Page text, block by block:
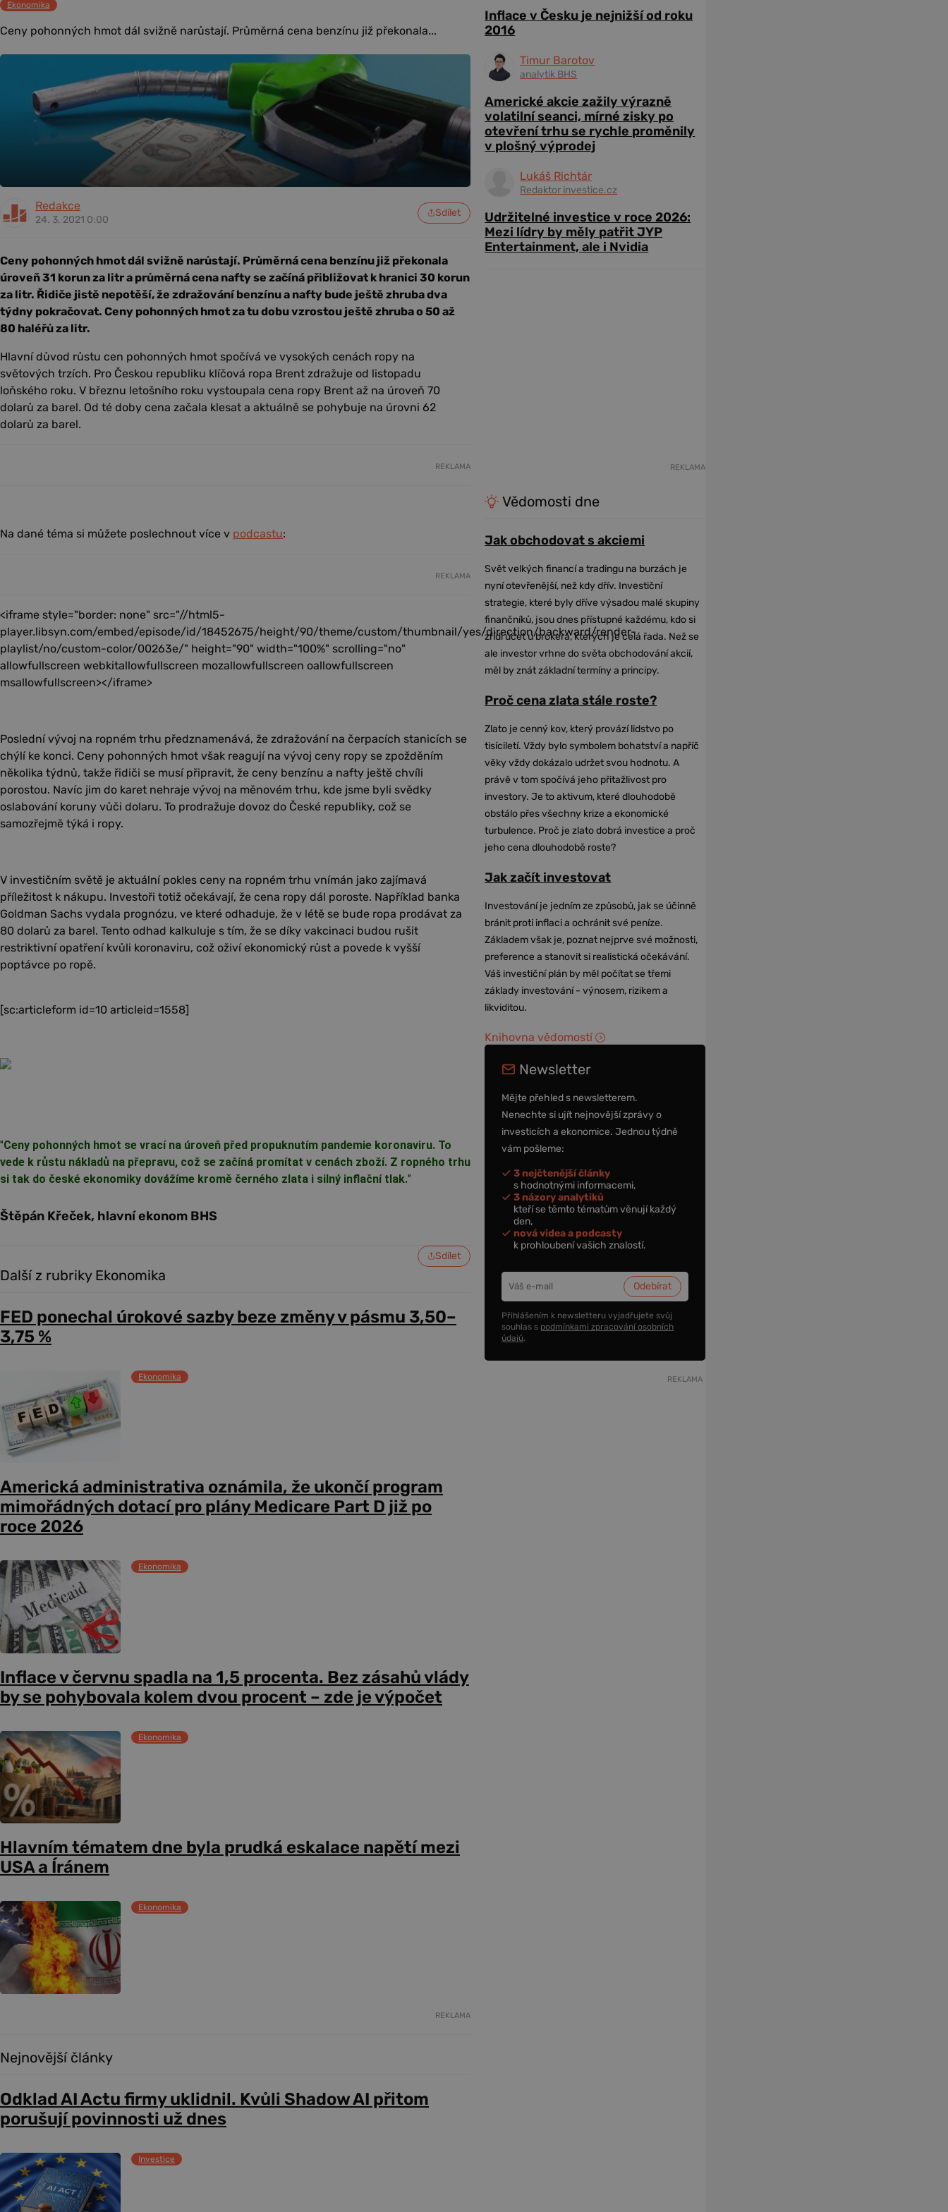
Ekonomika
Ceny pohonných hmot dál svižně narůstají. Průměrná cena benzínu již překonala...
Redakce
24. 3. 2021 0:00
Sdílet
Ceny pohonných hmot dál svižně narůstají. Průměrná cena benzínu již překonala
úroveň 31 korun za litr a průměrná cena nafty se začíná přibližovat k hranici 30 korun
za litr. Řidiče jistě nepotěší, že zdražování benzínu a nafty bude ještě zhruba dva
týdny pokračovat. Ceny pohonných hmot za tu dobu vzrostou ještě zhruba o 50 až
80 haléřů za litr.
Hlavní důvod růstu cen pohonných hmot spočívá ve vysokých cenách ropy na
světových trzích. Pro Českou republiku klíčová ropa Brent zdražuje od listopadu
loňského roku. V březnu letošního roku vystoupala cena ropy Brent až na úroveň 70
dolarů za barel. Od té doby cena začala klesat a aktuálně se pohybuje na úrovni 62
dolarů za barel.
REKLAMA
Na dané téma si můžete poslechnout více v podcastu:
REKLAMA
<iframe style="border: none" src="//html5-
player.libsyn.com/embed/episode/id/18452675/height/90/theme/custom/thumbnail/yes/direction/backward/render-
playlist/no/custom-color/00263e/" height="90" width="100%" scrolling="no"
allowfullscreen webkitallowfullscreen mozallowfullscreen oallowfullscreen
msallowfullscreen></iframe>
Poslední vývoj na ropném trhu předznamenává, že zdražování na čerpacích stanicích se
chýlí ke konci. Ceny pohonných hmot však reagují na vývoj ceny ropy se zpožděním
několika týdnů, takže řidiči se musí připravit, že ceny benzínu a nafty ještě chvíli
porostou. Navíc jim do karet nehraje vývoj na měnovém trhu, kde jsme byli svědky
oslabování koruny vůči dolaru. To prodražuje dovoz do České republiky, což se
samozřejmě týká i ropy.
V investičním světě je aktuální pokles ceny na ropném trhu vnímán jako zajímavá
příležitost k nákupu. Investoři totiž očekávají, že cena ropy dál poroste. Například banka
Goldman Sachs vydala prognózu, ve které odhaduje, že v létě se bude ropa prodávat za
80 dolarů za barel. Tento odhad kalkuluje s tím, že se díky vakcinaci budou rušit
restriktivní opatření kvůli koronaviru, což oživí ekonomický růst a povede k vyšší
poptávce po ropě.
[sc:articleform id=10 articleid=1558]
"Ceny pohonných hmot se vrací na úroveň před propuknutím pandemie koronaviru. To
vede k růstu nákladů na přepravu, což se začíná promítat v cenách zboží. Z ropného trhu
si tak do české ekonomiky dovážíme kromě černého zlata i silný inflační tlak."
Štěpán Křeček, hlavní ekonom BHS
Sdílet
Další z rubriky Ekonomika
FED ponechal úrokové sazby beze změny v pásmu 3,50–
3,75 %
Ekonomika
Americká administrativa oznámila, že ukončí program
mimořádných dotací pro plány Medicare Part D již po
roce 2026
Ekonomika
Inflace v červnu spadla na 1,5 procenta. Bez zásahů vlády
by se pohybovala kolem dvou procent – zde je výpočet
Ekonomika
Hlavním tématem dne byla prudká eskalace napětí mezi
USA a Íránem
Ekonomika
REKLAMA
Nejnovější články
Odklad AI Actu firmy uklidnil. Kvůli Shadow AI přitom
porušují povinnosti už dnes
Investice
Inflace v Česku je nejnižší od roku
2016
Timur Barotov
analytik BHS
Americké akcie zažily výrazně
volatilní seanci, mírné zisky po
otevření trhu se rychle proměnily
v plošný výprodej
Lukáš Richtár
Redaktor investice.cz
Udržitelné investice v roce 2026:
Mezi lídry by měly patřit JYP
Entertainment, ale i Nvidia
REKLAMA
Vědomosti dne
Jak obchodovat s akciemi
Svět velkých financí a tradingu na burzách je
nyní otevřenější, než kdy dřív. Investiční
strategie, které byly dříve výsadou malé skupiny
finančníků, jsou dnes přístupné každému, kdo si
zřídí účet u brokera, kterých je celá řada. Než se
ale investor vrhne do světa obchodování akcií,
měl by znát základní termíny a principy.
Proč cena zlata stále roste?
Zlato je cenný kov, který provází lidstvo po
tisíciletí. Vždy bylo symbolem bohatství a napříč
věky vždy dokázalo udržet svou hodnotu. A
právě v tom spočívá jeho přitažlivost pro
investory. Je to aktivum, které dlouhodobě
obstálo přes všechny krize a ekonomické
turbulence. Proč je zlato dobrá investice a proč
jeho cena dlouhodobě roste?
Jak začít investovat
Investování je jedním ze způsobů, jak se účinně
bránit proti inflaci a ochránit své peníze.
Základem však je, poznat nejprve své možnosti,
preference a stanovit si realistická očekávání.
Váš investiční plán by měl počítat se třemi
základy investování - výnosem, rizikem a
likviditou.
Knihovna vědomostí
Newsletter
Mějte přehled s newsletterem.
Nenechte si ujít nejnovější zprávy o
investicích a ekonomice. Jednou týdně
vám pošleme:
3 nejčtenější články
s hodnotnými informacemi,
3 názory analytiků
kteří se těmto tématům věnují každý
den,
nová videa a podcasty
k prohloubení vašich znalostí.
Přihlášením k newsletteru vyjadřujete svůj
souhlas s podmínkami zpracování osobních
údajů.
REKLAMA